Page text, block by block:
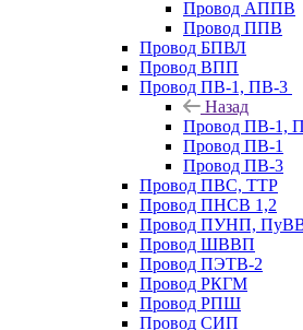
Провод АППВ
Провод ППВ
Провод БПВЛ
Провод ВПП
Провод ПВ-1, ПВ-3
Назад
Провод ПВ-1,
Провод ПВ-1
Провод ПВ-3
Провод ПВС, ТТР
Провод ПНСВ 1,2
Провод ПУНП,
Провод ШВВП
Провод ПЭТВ-2
Провод РКГМ
Провод РПШ
Провод СИП